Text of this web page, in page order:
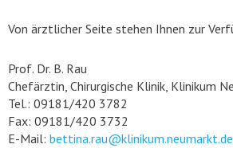
Von ärztlicher Seite stehen Ihnen zur
Prof. Dr. B. Rau
Chefärztin, Chirurgische Klinik, Klinikum
Tel.: 09181/420 3782
Fax: 09181/420 3732
E-Mail: bettina.rau@klinikum.neumarkt.de